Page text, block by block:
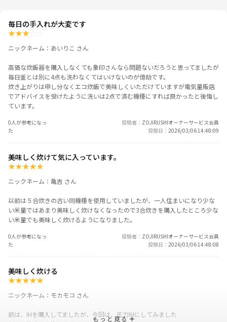
毎日の手入れが大変です
★★★
ニックネーム：あいりこ さん
高価な炊飯器を購入しなくても象印さんなら問題ないだろうと思ってましたが
毎日釜とは別に4点も洗わなくてはいけないのが億劫です。
炊き上がりは申し分なくエコ炊飯で美味しくいただけていますが電気量販店
でアドバイスを受けたように洗いは2点で済む機種にすれば良かったと後悔し
ています。
0人が参考になっ
た
投稿者
ZOJIRUSHIオーナーサービス会員
投稿日
2026/03/06 14:48:09
美味しく炊けて気に入っています。
★★★★★
ニックネーム：亀吉 さん
以前は５合炊きの古い同機種を使用していましたが、一人住まいになり少な
い米量ではあまり美味しく炊けなくなったので3合炊きを購入したところ少な
い米量でも美味しく炊けるようになりました。
0人が参考になっ
た
投稿者
ZOJIRUSHIオーナーサービス会員
投稿日
2026/03/06 14:48:08
美味しく炊ける
★★★★★
ニックネーム：モカモコ さん
前は、IHを購入してましたが、今回は、圧力IHにしてみました
もっと見る